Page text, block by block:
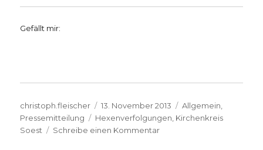
Gefällt mir:
Autor
christoph.fleischer
Veröffentlicht
am
13. November 2013 Kategorien
Allgemein
Pressemitteilung
Schlagwörter
Hexenverfolgungen Kirchenkreis
Soest
Schreibe einen Kommentarzu